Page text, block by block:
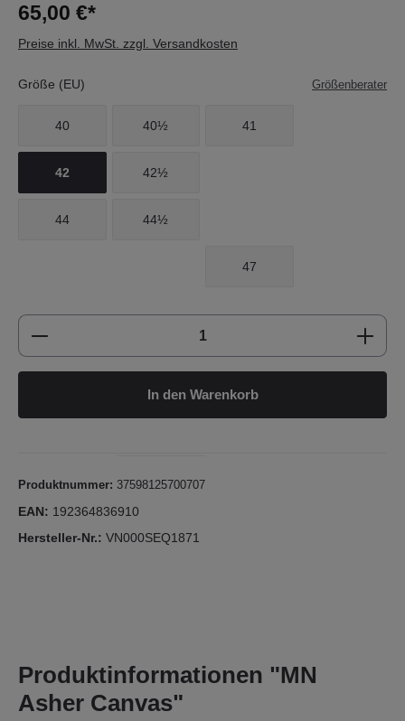
65,00 €*
Preise inkl. MwSt. zzgl. Versandkosten
Größe (EU) Größenberater
40 40½ 41
42 42½
44 44½
47
Produkt Anzahl: Gib den gewünschten
In den Warenkorb
Produktnummer: 37598125700707
EAN: 192364836910
Hersteller-Nr.: VN000SEQ1871
Produktinformationen "MN
Asher Canvas"